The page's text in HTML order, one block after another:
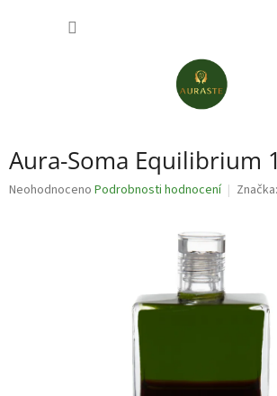
Aura-Soma Equilibrium
Průměrné
Neohodnoceno Podrobnosti hodnocení Značka: